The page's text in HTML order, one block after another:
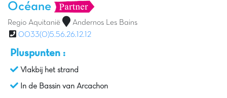
Océane
Regio Aquitanië
Andernos Les Bains
0033(0)5.56.26.12.12
Pluspunten :
Vlakbij het strand
In de Bassin van Arcachon